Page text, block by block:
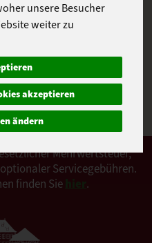
unsere Besucher
weiter zu
akzeptieren
ändern
ist leider zur Zeit nicht
Mehrwertsteuer,
Servicegebühren.
finden Sie
.